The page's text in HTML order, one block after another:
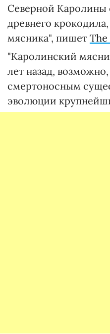
Северной Каролины
древнего
мясника", пишет The
"Каролинский
лет назад,
смертоносным
эволюции